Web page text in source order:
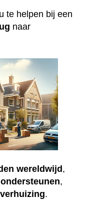
te helpen bij een
naar
wereldwijd,
ondersteunen,
verhuizing.